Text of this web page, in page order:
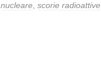
nucleare scorie radioattive